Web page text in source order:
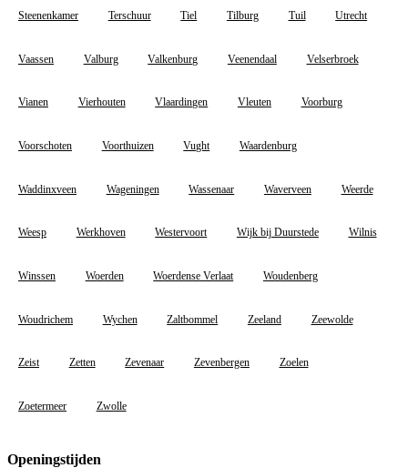
Steenenkamer Terschuur Tiel Tilburg Tuil Utrecht
Vaassen Valburg Valkenburg Veenendaal Velserbroek
Vianen Vierhouten Vlaardingen Vleuten Voorburg
Voorschoten Voorthuizen Vught Waardenburg
Waddinxveen Wageningen Wassenaar Waverveen Weerde
Weesp Werkhoven Westervoort Wijk bij Duurstede Wilnis
Winssen Woerden Woerdense Verlaat Woudenberg
Woudrichem Wychen Zaltbommel Zeeland Zeewolde
Zeist Zetten Zevenaar Zevenbergen Zoelen
Zoetermeer Zwolle
Openingstijden